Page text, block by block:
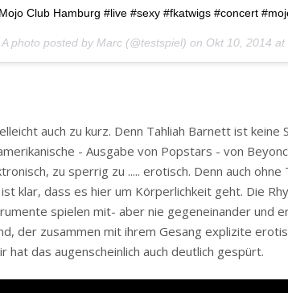
Club Hamburg #live #sexy #fkatwigs #concert
A photo posted by Marc (@testspiel) on Okt 10, 2014 at
auch zu kurz. Denn Tahliah Barnett ist keine
- Ausgabe von Popstars - von
zu sperrig zu ..... erotisch. Denn auch
klar, dass es hier um Körperlichkeit geht. Die
spielen mit- aber nie gegeneinander und
der zusammen mit ihrem Gesang explizite
hat das augenscheinlich auch deutlich gespürt.